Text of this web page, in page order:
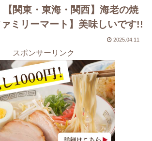
【関東・東海・関西】海老の焼
ミリーマート】美味しいです!!
2025.04.11
スポンサーリンク